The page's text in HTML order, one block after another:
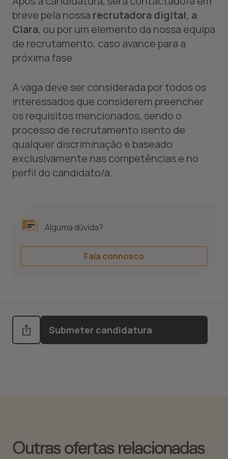
breve pela nossa recrutadora digital, a
Clara, ou por um elemento da nossa equipa
de recrutamento, caso avance para a
próxima fase.
A vaga deve ser considerada por todos os
interessados que considerem preencher
os requisitos mencionados, sendo o
processo de recrutamento isento de
qualquer discriminação e baseado
exclusivamente nas competências e no
perfil do candidato/a.
Alguma dúvida?
Fala connosco
Submeter candidatura
Outras ofertas relacionadas